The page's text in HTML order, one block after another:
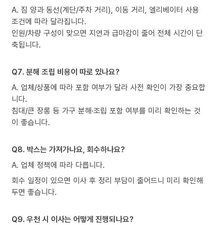
A. 짐 양과 동선(계단/주차 거리), 이동 거리, 엘리베이터 사용
조건에 따라 달라집니다.
인원/차량 구성이 맞으면 지연과 급마감이 줄어 전체 시간이 단
축됩니다.
Q7. 분해 조립 비용이 따로 있나요?
A. 업체/상품에 따라 포함 여부가 달라 사전 확인이 가장 중요합
니다.
침대/큰 장롱 등 가구 분해·조립 포함 여부를 미리 확인하는 것
이 좋습니다.
Q8. 박스는 가져가나요, 회수하나요?
A. 업체 정책에 따라 다릅니다.
회수 일정이 있으면 이사 후 정리 부담이 줄어드니 미리 확인해
두면 좋습니다.
Q9. 우천 시 이사는 어떻게 진행되나요?